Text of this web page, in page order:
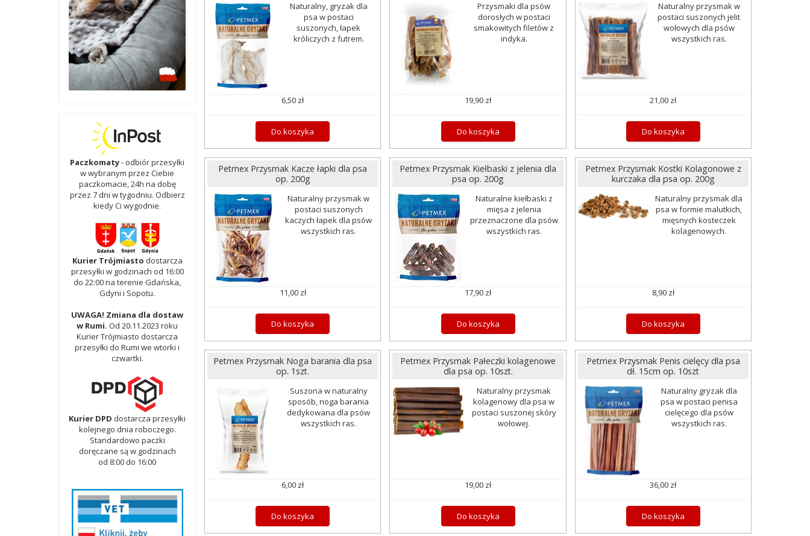
Naturalny, gryzak dla
psa w postaci
suszonych, łapek
króliczych z futrem.
6,50 zł
Do koszyka
Przysmaki dla psów
dorosłych w postaci
smakowitych filetów z
indyka.
19,90 zł
Do koszyka
Naturalny przysmak w
postaci suszonych jelit
wołowych dla psów
wszystkich ras.
21,00 zł
Do koszyka
Petmex Przysmak Kacze łapki dla psa
op. 200g
Naturalny przysmak w
postaci suszonych
kaczych łapek dla psów
wszystkich ras.
11,00 zł
Do koszyka
Petmex Przysmak Kiełbaski z jelenia dla
psa op. 200g
Naturalne kiełbaski z
mięsa z jelenia
przeznaczone dla psów
wszystkich ras.
17,90 zł
Do koszyka
Petmex Przysmak Kostki Kolagonowe z
kurczaka dla psa op. 200g
Naturalny przysmak dla
psa w formie malutkich,
mięsnych kosteczek
kolagenowych.
8,90 zł
Do koszyka
Petmex Przysmak Noga barania dla psa
op. 1szt.
Suszona w naturalny
sposób, noga barania
dedykowana dla psów
wszystkich ras.
6,00 zł
Do koszyka
Petmex Przysmak Pałeczki kolagenowe
dla psa op. 10szt.
Naturalny przysmak
kolagenowy dla psa w
postaci suszonej skóry
wołowej.
19,00 zł
Do koszyka
Petmex Przysmak Penis cielęcy dla psa
dł. 15cm op. 10szt
Naturalny gryzak dla
psa w postaci penisa
cielęcego dla psów
wszystkich ras.
36,00 zł
Do koszyka
Paczkomaty- odbiór przesyłki
w wybranym przez Ciebie
paczkomacie, 24h na dobę
przez 7 dni w tygodniu. Odbierz
kiedy Ci wygodnie.
Kurier Trójmiasto dostarcza
przesyłki w godzinach od 16:00
do 22:00 na terenie Gdańska,
Gdyni i Sopotu.
UWAGA! Zmiana dla dostaw
w Rumi. Od 20.11.2023 roku
Kurier Trójmiasto dostarcza
przesyłki do Rumi we wtorki i
czwartki.
Kurier DPD dostarcza przesyłki
kolejnego dnia roboczego.
Standardowo paczki
doręczane są w godzinach
od 8:00 do 16:00